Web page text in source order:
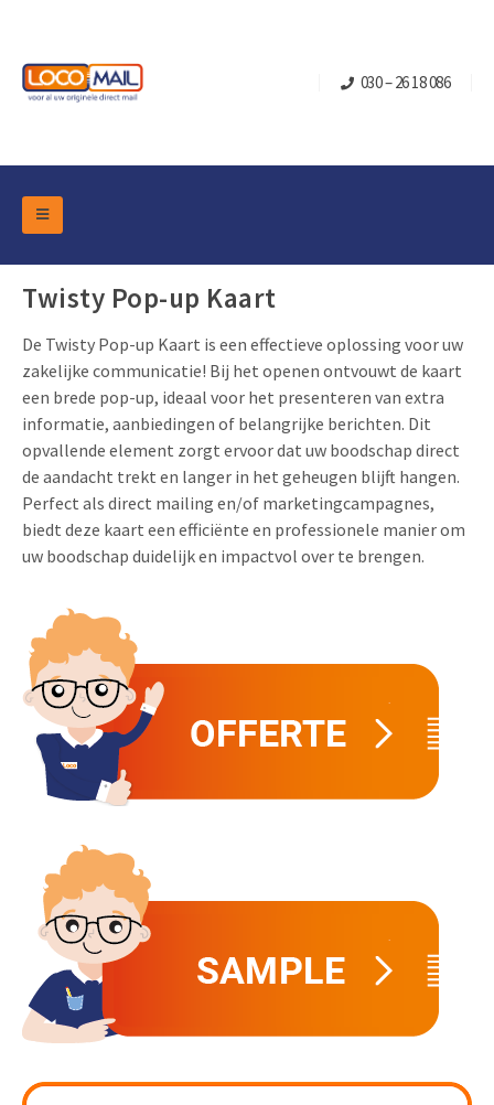
030 – 26 18 086
Twisty Pop-up Kaart
De Twisty Pop-up Kaart is een effectieve oplossing voor uw
zakelijke communicatie! Bij het openen ontvouwt de kaart
een brede pop-up, ideaal voor het presenteren van extra
informatie, aanbiedingen of belangrijke berichten. Dit
opvallende element zorgt ervoor dat uw boodschap direct
de aandacht trekt en langer in het geheugen blijft hangen.
Perfect als direct mailing en/of marketingcampagnes,
biedt deze kaart een efficiënte en professionele manier om
uw boodschap duidelijk en impactvol over te brengen.
DM Marketing Tools
Overzicht Categorieën
Pop-up Kubussen
Turning Card
Brievenbusdoosje +
Schuifkaarten
Pop-up Kaarten
Lenticular Cards
Twin Sliders
Tabkaarten
Budget kaarten
Alle producten
Verpakkingen
Klepdoosjes
Schuifdoosjes
Retail Marketing
Vastgoedmarketing
Media Marketing
Non-profit Marketing
Marketing in de Zorg
Duurzame Marketing
Marketing voor Scholen
Food Marketing
Gelegenheden
Kerst- en Eindejaar
Verjaardag en Jubilea
Uitnodigingen
Product Introductie
App-lancering
Kalender maken
Klantenbinding
Contact
Over Ons
Vacatures
Contactgegevens
Duurzaamheid
Brochure downloaden